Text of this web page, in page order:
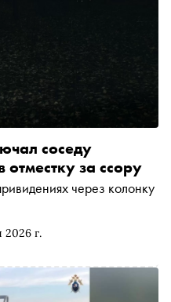
2026 г.
соседу
за ссору
через колонку